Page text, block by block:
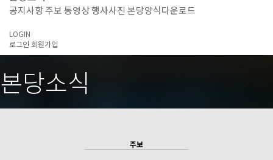
공지사항주보동영상행사사진 본당양식다운로드
LOGIN
로그인 회원가입
본당소식
주보